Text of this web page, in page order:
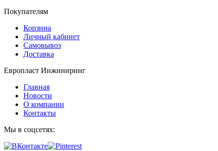
Покупателям
Корзина
Личный кабинет
Самовывоз
Доставка
Европласт Инжиниринг
Главная
Новости
О компании
Контакты
Мы в соцсетях: